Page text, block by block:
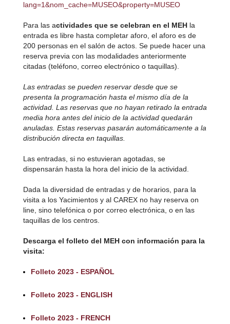
lang=1&nom_cache=MUSEO&property=MUSEO
Para las actividades que se celebran en el MEHla
entrada es libre hasta completar aforo, el aforo es de
200 personas en el salón de actos. Se puede hacer una
reserva previa con las modalidades anteriormente
citadas (teléfono, correo electrónico o taquillas).
Las entradas se pueden reservar desde que se
presenta la programación hasta el mismo día de la
actividad. Las reservas que no hayan retirado la entrada
media hora antes del inicio de la actividad quedarán
anuladas. Estas reservas pasarán automáticamente a la
distribución directa en taquillas.
Las entradas, si no estuvieran agotadas, se
dispensarán hasta la hora del inicio de la actividad.
Dada la diversidad de entradas y de horarios, para la
visita a los Yacimientos y al CAREX no hay reserva on
line, sino telefónica o por correo electrónica, o en las
taquillas de los centros.
Descarga el folleto del MEH con información para la
visita:
Folleto 2023 - ESPAÑOL
Folleto 2023 - ENGLISH
Folleto 2023 - FRENCH